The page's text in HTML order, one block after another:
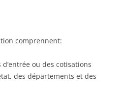
comprennent:
ou des cotisations
des départements et des